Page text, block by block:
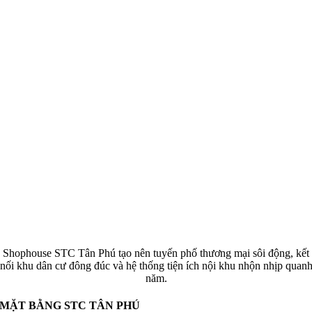
Shophouse STC Tân Phú tạo nên tuyến phố thương mại sôi động, kết
nối khu dân cư đông đúc và hệ thống tiện ích nội khu nhộn nhịp quanh
năm.
MẶT BẰNG STC TÂN PHÚ